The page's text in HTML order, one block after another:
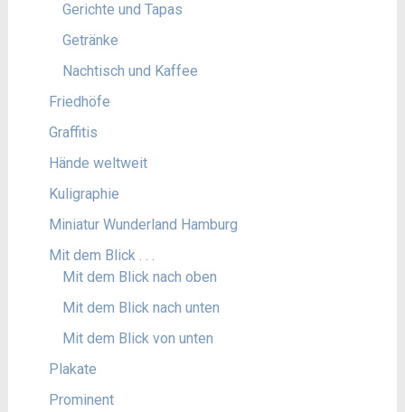
Gerichte und Tapas
Getränke
Nachtisch und Kaffee
Friedhöfe
Graffitis
Hände weltweit
Kuligraphie
Miniatur Wunderland Hamburg
Mit dem Blick . . .
Mit dem Blick nach oben
Mit dem Blick nach unten
Mit dem Blick von unten
Plakate
Prominent